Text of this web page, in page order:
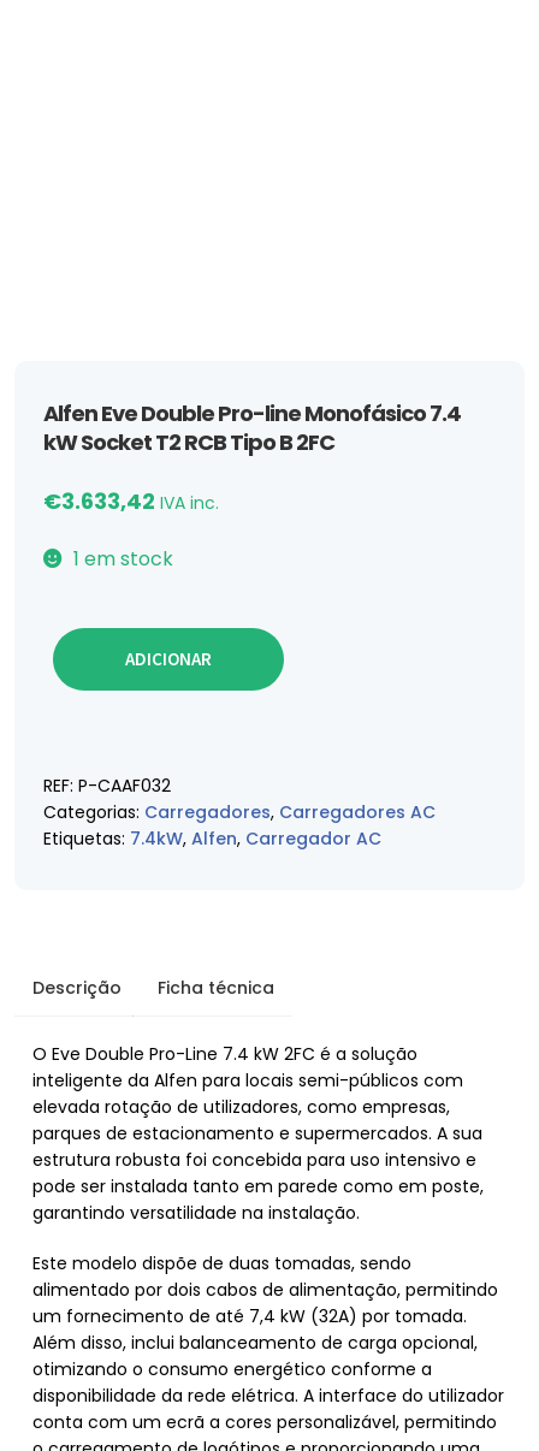
Alfen Eve Double Pro-line Monofásico 7.4
kW Socket T2 RCB Tipo B 2FC
€3.633,42 IVA inc.
1 em stock
Quantidade de Alfen Eve Double Pro-line
ADICIONAR
REF: P-CAAF032
Categorias: Carregadores, Carregadores AC
Etiquetas: 7.4kW, Alfen, Carregador AC
Descrição Ficha técnica
O Eve Double Pro-Line 7.4 kW 2FC é a solução
inteligente da Alfen para locais semi-públicos com
elevada rotação de utilizadores, como empresas,
parques de estacionamento e supermercados. A sua
estrutura robusta foi concebida para uso intensivo e
pode ser instalada tanto em parede como em poste,
garantindo versatilidade na instalação.
Este modelo dispõe de duas tomadas, sendo
alimentado por dois cabos de alimentação, permitindo
um fornecimento de até 7,4 kW (32A) por tomada.
Além disso, inclui balanceamento de carga opcional,
otimizando o consumo energético conforme a
disponibilidade da rede elétrica. A interface do utilizador
conta com um ecrã a cores personalizável, permitindo